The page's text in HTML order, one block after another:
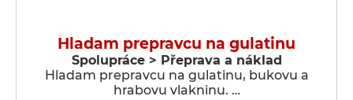
Hladam prepravcu na gulatinu
Spolupráce > Přeprava a náklad
Hladam prepravcu na gulatinu, bukovu a
hrabovu vlakninu. …